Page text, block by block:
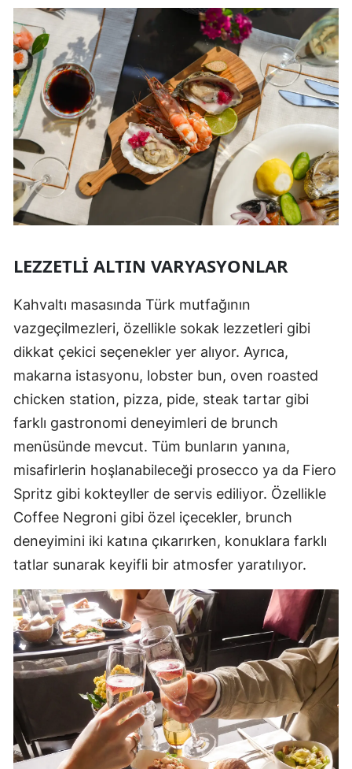
LEZZETLI ALTIN VARYASYONLAR
Kahvaltı masasında Türk mutfağının
vazgeçilmezleri, özellikle sokak lezzetleri gibi
dikkat çekici seçenekler yer alıyor. Ayrıca,
makarna istasyonu, lobster bun, oven roasted
chicken station, pizza, pide, steak tartar gibi
farklı gastronomi deneyimleri de brunch
menüsünde mevcut. Tüm bunların yanına,
misafirlerin hoşlanabileceği prosecco ya da Fiero
Spritz gibi kokteyller de servis ediliyor. Özellikle
Coffee Negroni gibi özel içecekler, brunch
deneyimini iki katına çıkarırken, konuklara farklı
tatlar sunarak keyifli bir atmosfer yaratılıyor.